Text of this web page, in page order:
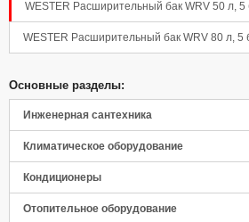
WESTER Расширительный бак WRV 50 л,
WESTER Расширительный бак WRV 80 л,
Основные разделы:
Инженерная сантехника
Климатическое оборудование
Кондиционеры
Отопительное оборудование